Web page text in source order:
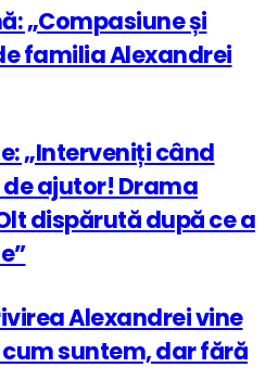
„Compasiune și
familia Alexandrei
„Interveniți când
ajutor! Drama
dispărută după ce a
Alexandrei vine
suntem, dar fără